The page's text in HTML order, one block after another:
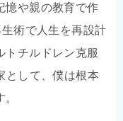
憶や親の教育で作
術で人生を再設計
トチルドレン克服
として、僕は根本